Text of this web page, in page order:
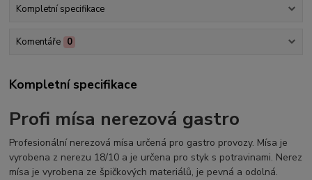
Kompletní specifikace
Komentáře 0
Kompletní specifikace
Profi mísa nerezová gastro
Profesionální nerezová mísa určená pro gastro provozy. Mísa je
vyrobena z nerezu 18/10 a je určena pro styk s potravinami. Nerez
mísa je vyrobena ze špičkových materiálů, je pevná a odolná.